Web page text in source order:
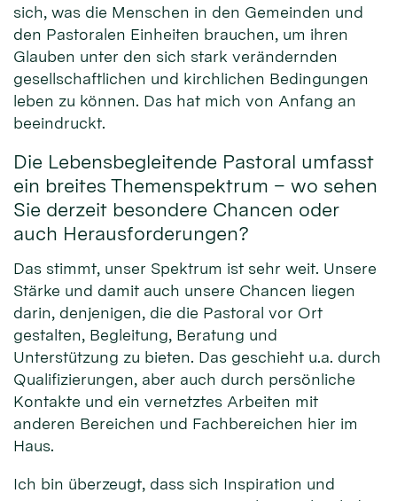
sich, was die Menschen in den Gemeinden und
den Pastoralen Einheiten brauchen, um ihren
Glauben unter den sich stark verändernden
gesellschaftlichen und kirchlichen Bedingungen
leben zu können. Das hat mich von Anfang an
beeindruckt.
Die Lebensbegleitende Pastoral umfasst
ein breites Themenspektrum – wo sehen
Sie derzeit besondere Chancen oder
auch Herausforderungen?
Das stimmt, unser Spektrum ist sehr weit. Unsere
Stärke und damit auch unsere Chancen liegen
darin, denjenigen, die die Pastoral vor Ort
gestalten, Begleitung, Beratung und
Unterstützung zu bieten. Das geschieht u.a. durch
Qualifizierungen, aber auch durch persönliche
Kontakte und ein vernetztes Arbeiten mit
anderen Bereichen und Fachbereichen hier im
Haus.
Ich bin überzeugt, dass sich Inspiration und